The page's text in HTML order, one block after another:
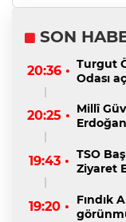
SON
20:36 • Turgut
Odası
20:25 • Millî
19:43 • TSO
Ziyaret
19:20 •
Fındık